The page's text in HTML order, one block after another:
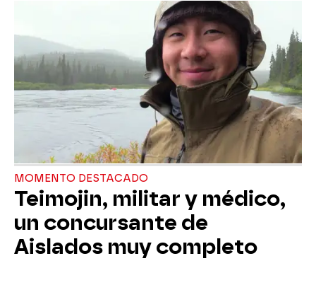
MOMENTO DESTACADO
Teimojin, militar y médico,
un concursante de
Aislados muy completo